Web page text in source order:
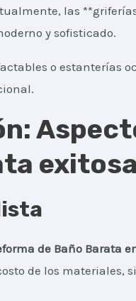
las
y sofisticado.
o estanterías
exitosa
de Baño Barata
de los materiales,